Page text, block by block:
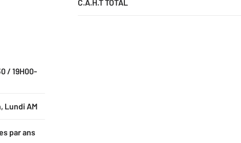
C.A.H.T TOTAL
/ 19H00-
Lundi AM
par ans